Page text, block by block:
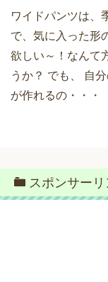
ワイドパンツは、
で、気に入った形
欲しい～！なんて
うか？ でも、 自
が作れるの・・・
スポンサーリ